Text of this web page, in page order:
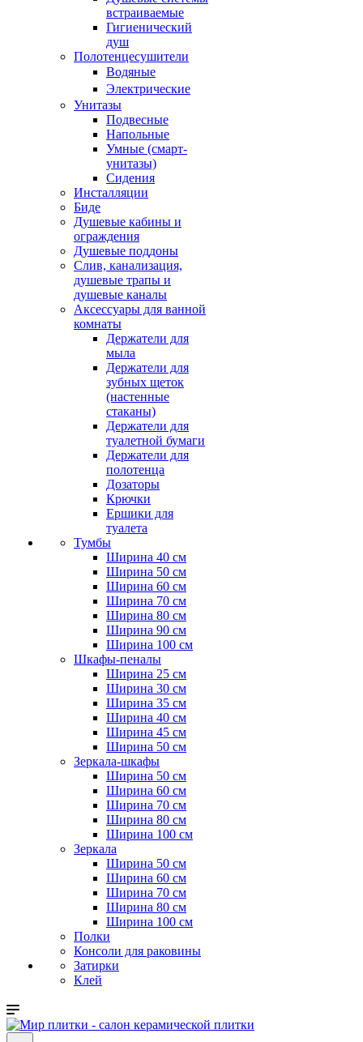
встраиваемые
Гигиенический
душ
Полотенцесушители
ㅤВодяные
ㅤЭлектрические
Унитазы
Подвесные
Напольные
Умные (смарт-
унитазы)
Сидения
Инсталляции
Биде
Душевые кабины и
ограждения
Душевые поддоны
Слив, канализация,
душевые трапы и
душевые каналы
Аксессуары для ванной
комнаты
Держатели для
мыла
Держатели для
зубных щеток
(настенные
стаканы)
Держатели для
туалетной бумаги
Держатели для
полотенца
Дозаторы
Крючки
Ершики для
туалета
Тумбы
Ширина 40 см
Ширина 50 см
Ширина 60 см
Ширина 70 см
Ширина 80 см
Ширина 90 см
Ширина 100 см
Шкафы-пеналы
Ширина 25 см
Ширина 30 см
Ширина 35 см
Ширина 40 см
Ширина 45 см
Ширина 50 см
Зеркала-шкафы
Ширина 50 см
Ширина 60 см
Ширина 70 см
Ширина 80 см
Ширина 100 см
Зеркала
Ширина 50 см
Ширина 60 см
Ширина 70 см
Ширина 80 см
Ширина 100 см
Полки
Консоли для раковины
Затирки
Клей